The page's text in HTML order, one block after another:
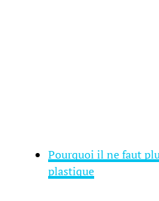
Pourquoi il ne faut
plastique